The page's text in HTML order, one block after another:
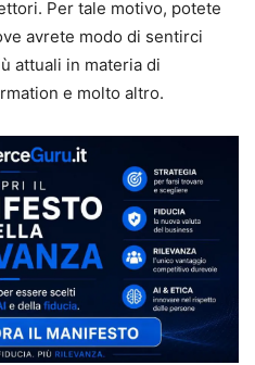
Per tale motivo, potete
avrete modo di sentirci
attuali in materia di
e molto altro.